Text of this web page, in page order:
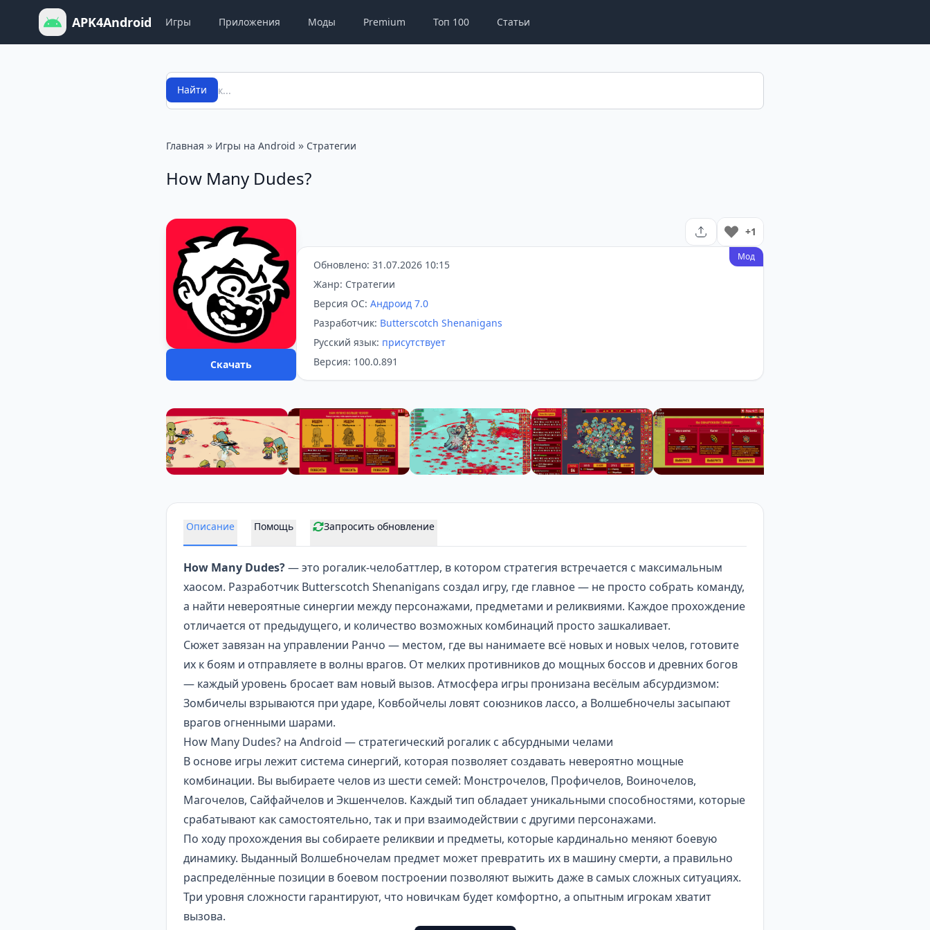
APK4Android Игры Приложения Моды Premium Топ 100 Статьи
Поиск
Найти
Главная » Игры на Android » Стратегии
How Many Dudes?
Скачать
+1
Мод
Обновлено: 31.07.2026 10:15
Жанр: Стратегии
Версия ОС: Андроид 7.0
Разработчик: Butterscotch Shenanigans
Русский язык: присутствует
Версия: 100.0.891
Описание Помощь Запросить обновление
How Many Dudes?— это рогалик-челобаттлер, в котором стратегия встречается с максимальным
хаосом. Разработчик Butterscotch Shenanigans создал игру, где главное — не просто собрать команду,
а найти невероятные синергии между персонажами, предметами и реликвиями. Каждое прохождение
отличается от предыдущего, и количество возможных комбинаций просто зашкаливает.
Сюжет завязан на управлении Ранчо — местом, где вы нанимаете всё новых и новых челов, готовите
их к боям и отправляете в волны врагов. От мелких противников до мощных боссов и древних богов
— каждый уровень бросает вам новый вызов. Атмосфера игры пронизана весёлым абсурдизмом:
Зомбичелы взрываются при ударе, Ковбойчелы ловят союзников лассо, а Волшебночелы засыпают
врагов огненными шарами.
How Many Dudes? на Android — стратегический рогалик с абсурдными челами
В основе игры лежит система синергий, которая позволяет создавать невероятно мощные
комбинации. Вы выбираете челов из шести семей: Монстрочелов, Профичелов, Воиночелов,
Магочелов, Сайфайчелов и Экшенчелов. Каждый тип обладает уникальными способностями, которые
срабатывают как самостоятельно, так и при взаимодействии с другими персонажами.
По ходу прохождения вы собираете реликвии и предметы, которые кардинально меняют боевую
динамику. Выданный Волшебночелам предмет может превратить их в машину смерти, а правильно
распределённые позиции в боевом построении позволяют выжить даже в самых сложных ситуациях.
Три уровня сложности гарантируют, что новичкам будет комфортно, а опытным игрокам хватит
вызова.